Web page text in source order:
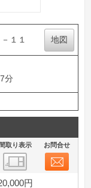
１１ 地図
分
間取り表示 お問合せ
円